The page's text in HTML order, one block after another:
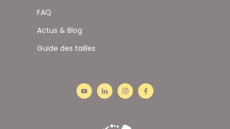
FAQ
Actus & Blog
Guide des tailles